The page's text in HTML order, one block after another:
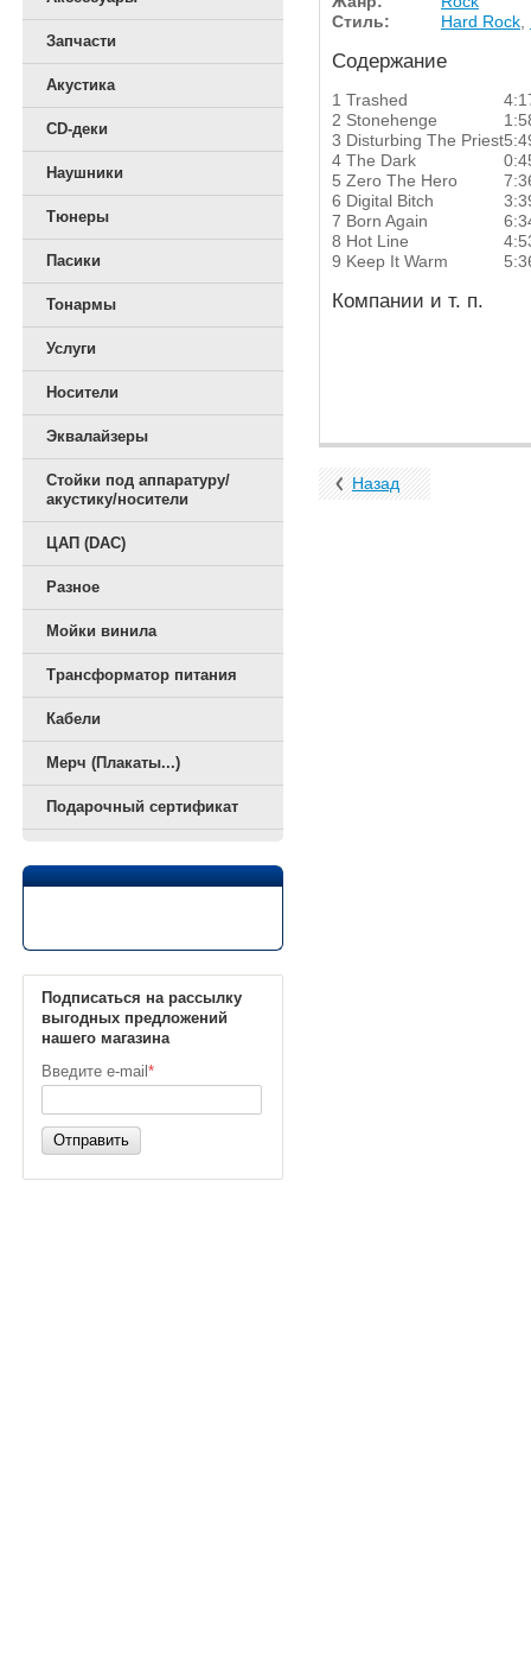
Запчасти
Акустика
CD-деки
Наушники
Тюнеры
Пасики
Тонармы
Услуги
Носители
Эквалайзеры
Стойки под аппаратуру/
акустику/носители
ЦАП (DAC)
Разное
Мойки винила
Трансформатор питания
Кабели
Мерч (Плакаты...)
Подарочный сертификат
Подписаться на рассылку
выгодных предложений
нашего магазина
Введите e-mail *
Отправить
Стиль:
Hard Rock
Содержание
1 Trashed
2 Stonehenge
3 Disturbing The Priest
4 The Dark
5 Zero The Hero
6 Digital Bitch
7 Born Again
8 Hot Line
9 Keep It Warm
Компании и т. п.
Назад